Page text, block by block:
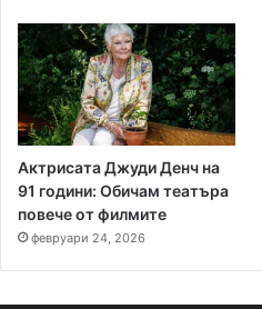
Актрисата Джуди Денч на
91 години: Обичам театъра
повече от филмите
февруари 24, 2026